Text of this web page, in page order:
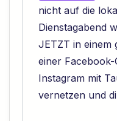
nicht auf die
Dienstagabend
JETZT in einem
einer
Instagram mit
vernetzen und